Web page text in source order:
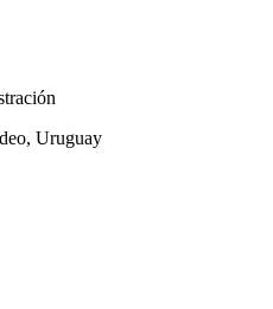
Uruguay